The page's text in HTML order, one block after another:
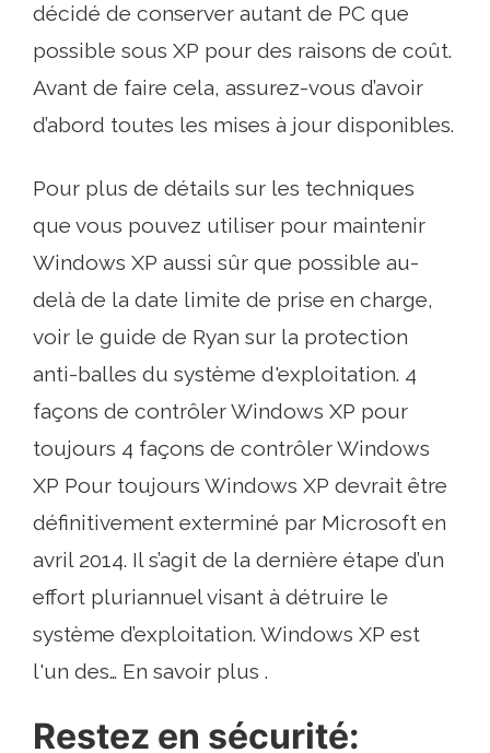
décidé de conserver autant de PC que
possible sous XP pour des raisons de coût.
Avant de faire cela, assurez-vous d’avoir
d’abord toutes les mises à jour disponibles.
Pour plus de détails sur les techniques
que vous pouvez utiliser pour maintenir
Windows XP aussi sûr que possible au-
delà de la date limite de prise en charge,
voir le guide de Ryan sur la protection
anti-balles du système d'exploitation. 4
façons de contrôler Windows XP pour
toujours 4 façons de contrôler Windows
XP Pour toujours Windows XP devrait être
définitivement exterminé par Microsoft en
avril 2014. Il s’agit de la dernière étape d’un
effort pluriannuel visant à détruire le
système d’exploitation. Windows XP est
l'un des… En savoir plus .
Restez en sécurité: